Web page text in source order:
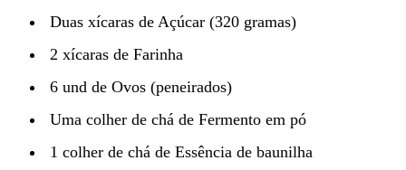
Duas xícaras de Açúcar (320 gramas)
2 xícaras de Farinha
6 und de Ovos (peneirados)
Uma colher de chá de Fermento em pó
1 colher de chá de Essência de baunilha